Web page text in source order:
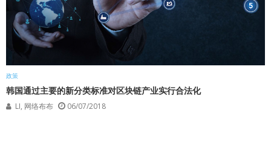
政策
韩国通过主要的新分类标准对区块链产业实行合法化
LI, 网络布布 06/07/2018